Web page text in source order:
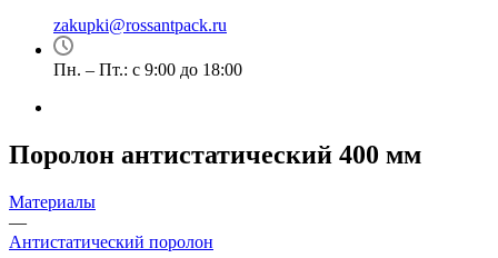
zakupki@rossantpack.ru
Пн. – Пт.: с 9:00 до 18:00
Поролон антистатический 400 мм
Материалы
—
Антистатический поролон